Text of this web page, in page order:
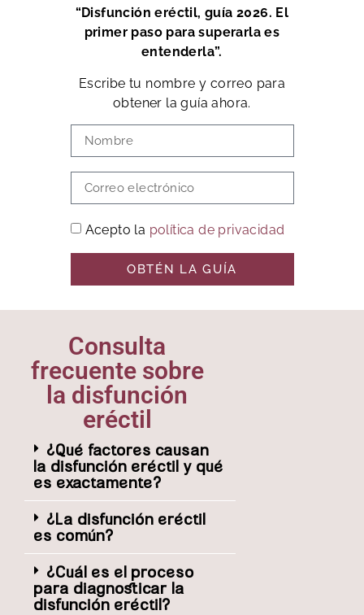
“Disfunción eréctil, guía 2026. El
primer paso para superarla es
entenderla”.
Escribe tu nombre y correo para
obtener la guía ahora.
Acepto la política de privacidad
OBTÉN LA GUÍA
Consulta
frecuente sobre
la disfunción
eréctil
¿Qué factores causan
la disfunción eréctil y qué
es exactamente?
¿La disfunción eréctil
es común?
¿Cuál es el proceso
para diagnosticar la
disfunción eréctil?